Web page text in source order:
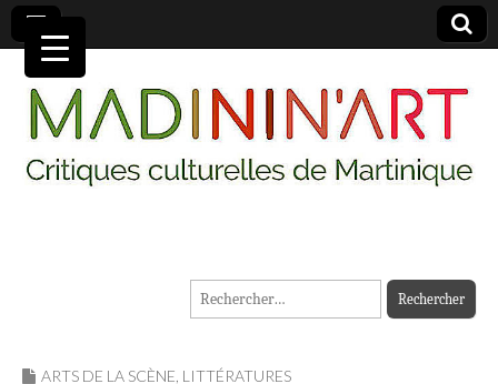
MADININ'ART
Rechercher :
ARTS DE LA SCÈNE, LITTÉRATURES